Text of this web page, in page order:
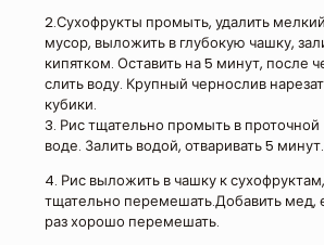
2.Сухофрукты промыть, удалить мелкий
мусор, выложить в глубокую чашку,
кипятком. Оставить на 5 минут, после
слить воду. Крупный чернослив
кубики.
3. Рис тщательно промыть в проточной
воде. Залить водой, отваривать 5 минут.
4. Рис выложить в чашку к сухофруктам,
тщательно перемешать.Добавить мед,
раз хорошо перемешать.